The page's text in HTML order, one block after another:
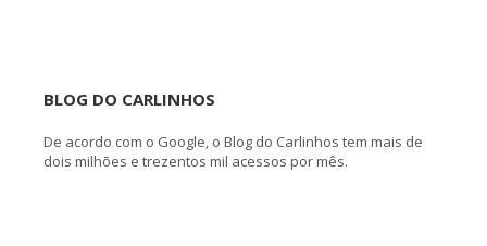
BLOG DO CARLINHOS
De acordo com o Google, o Blog do Carlinhos tem mais de
dois milhões e trezentos mil acessos por mês.